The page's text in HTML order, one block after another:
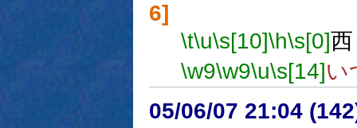
6]
\t\u\s[10]\h\s[0]
\w9\w9\u\s[14]い
05/06/07 21:04